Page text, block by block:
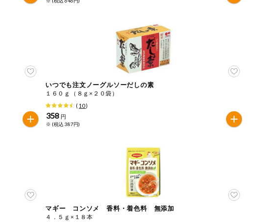
いつでも注文ノーグルソーだしの素
１６０ｇ（８ｇ×２０袋）
( 10)
358 円
※ (税込 387円)
マギー コンソメ 香料・着色料 無添加
４．５ｇ×１８本